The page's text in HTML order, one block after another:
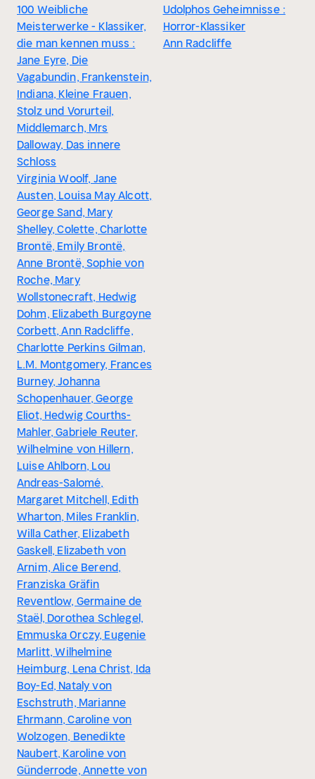
100 Weibliche
Meisterwerke - Klassiker,
die man kennen muss :
Jane Eyre, Die
Vagabundin, Frankenstein,
Indiana, Kleine Frauen,
Stolz und Vorurteil,
Middlemarch, Mrs
Dalloway, Das innere
Schloss
Virginia Woolf, Jane
Austen, Louisa May Alcott,
George Sand, Mary
Shelley, Colette, Charlotte
Brontë, Emily Brontë,
Anne Brontë, Sophie von
Roche, Mary
Wollstonecraft, Hedwig
Dohm, Elizabeth Burgoyne
Corbett, Ann Radcliffe,
Charlotte Perkins Gilman,
L.M. Montgomery, Frances
Burney, Johanna
Schopenhauer, George
Eliot, Hedwig Courths-
Mahler, Gabriele Reuter,
Wilhelmine von Hillern,
Luise Ahlborn, Lou
Andreas-Salomé,
Margaret Mitchell, Edith
Wharton, Miles Franklin,
Willa Cather, Elizabeth
Gaskell, Elizabeth von
Arnim, Alice Berend,
Franziska Gräfin
Reventlow, Germaine de
Staël, Dorothea Schlegel,
Emmuska Orczy, Eugenie
Marlitt, Wilhelmine
Heimburg, Lena Christ, Ida
Boy-Ed, Nataly von
Eschstruth, Marianne
Ehrmann, Caroline von
Wolzogen, Benedikte
Naubert, Karoline von
Günderrode, Annette von
Udolphos Geheimnisse :
Horror-Klassiker
Ann Radcliffe